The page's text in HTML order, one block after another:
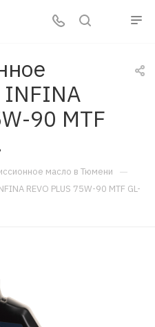
INFINA
90 MTF
масло в Тюмени —
REVO PLUS 75W-90 MTF GL-